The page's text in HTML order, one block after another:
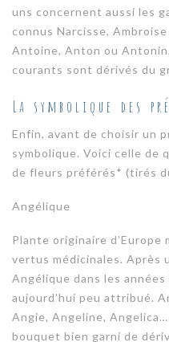
uns concernent aussi les
connus Narcisse,
Antoine, Anton ou
courants sont dérivés du
La symbolique des
Enfin, avant de choisir un
symbolique. Voici celle de
de fleurs préférés* (tirés
Angélique
Plante originaire d’Europe
vertus médicinales. Après
Angélique dans les
aujourd’hui peu attribué.
Angie, Angeline,
bouquet bien garni de